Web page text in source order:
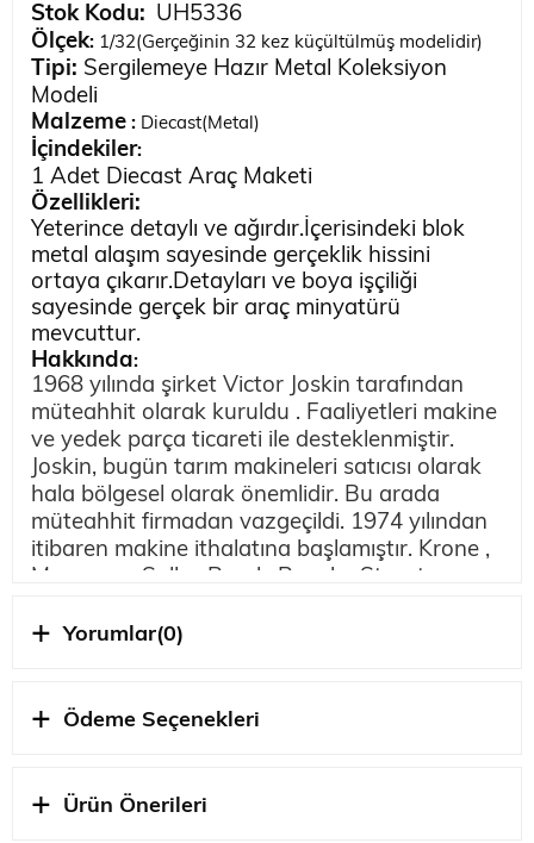
Stok Kodu: UH5336
Ölçek: 1/32(Gerçeğinin 32 kez küçültülmüş modelidir)
Tipi: Sergilemeye Hazır Metal Koleksiyon
Modeli
Malzeme : Diecast(Metal)
İçindekiler:
1 Adet Diecast Araç Maketi
Özellikleri:
Yeterince detaylı ve ağırdır.İçerisindeki blok
metal alaşım sayesinde gerçeklik hissini
ortaya çıkarır.Detayları ve boya işçiliği
sayesinde gerçek bir araç minyatürü
mevcuttur.
Hakkında:
1968 yılında şirket Victor Joskin tarafından
müteahhit olarak kuruldu . Faaliyetleri makine
ve yedek parça ticareti ile desteklenmiştir.
Joskin, bugün tarım makineleri satıcısı olarak
hala bölgesel olarak önemlidir. Bu arada
müteahhit firmadan vazgeçildi. 1974 yılından
itibaren makine ithalatına başlamıştır. Krone ,
Monosem, Sulky-Burel , Rauch , Strautmann ,
Joskin tarafından temsil edilmektedir. 1984
damperleri içerecek şekilde
(1999) ve Bourges, Fransa'da (2002) ek
Yorumlar(0)
Ödeme Seçenekleri
Ürün Önerileri